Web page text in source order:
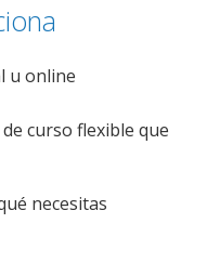
u online
curso flexible que
necesitas